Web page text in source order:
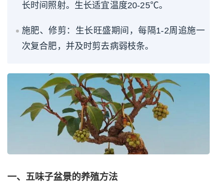
长时间照射。生长适宜温度20-25℃。
施肥、修剪：生长旺盛期间，每隔1-2周追施一
次复合肥，并及时剪去病弱枝条。
一、五味子盆景的养殖方法